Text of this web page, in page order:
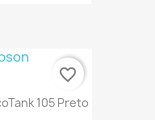
€ ONLINE
105 Preto
favorite_border